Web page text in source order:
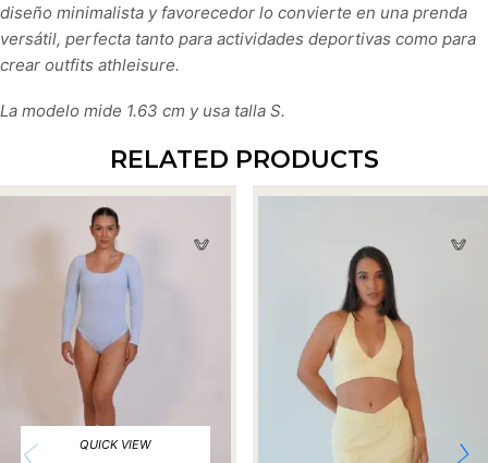
diseño minimalista y favorecedor lo convierte en una prenda
versátil, perfecta tanto para actividades deportivas como para
crear outfits athleisure.
La modelo mide 1.63 cm y usa talla S.
RELATED PRODUCTS
QUICK VIEW